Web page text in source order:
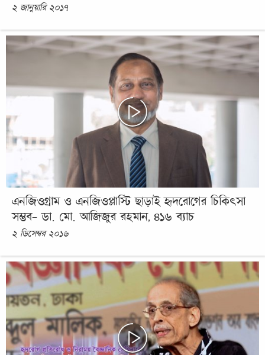
২ জানুয়ারি ২০১৭
এনজিওগ্রাম ও এনজিওপ্লাস্টি ছাড়াই হৃদরোগের চিকিৎসা
সম্ভব- ডা. মো. আজিজুর রহমান, ৪১৬ ব্যাচ
২ ডিসেম্বর ২০১৬